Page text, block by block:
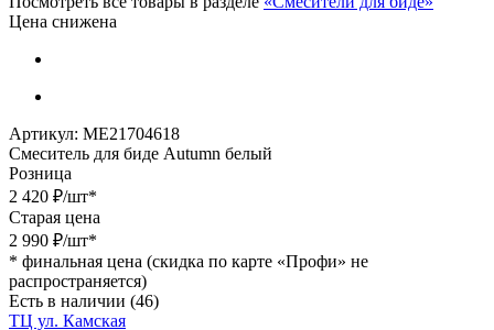
Цена снижена
Артикул: МЕ21704618
Смеситель для биде Autumn белый
Розница
2 420 ₽/шт*
Старая цена
2 990 ₽/шт*
* финальная цена (скидка по карте «Профи» не
распространяется)
Есть в наличии (46)
ТЦ ул. Камская